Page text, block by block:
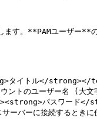
。**PAMユーザー**の
トル</strong></
ユーザー名 (大文字と
パスワード
ーに接続するときに使